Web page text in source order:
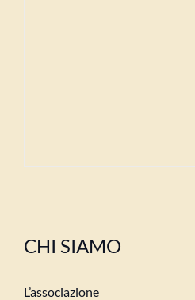
CHI SIAMO
L’associazione